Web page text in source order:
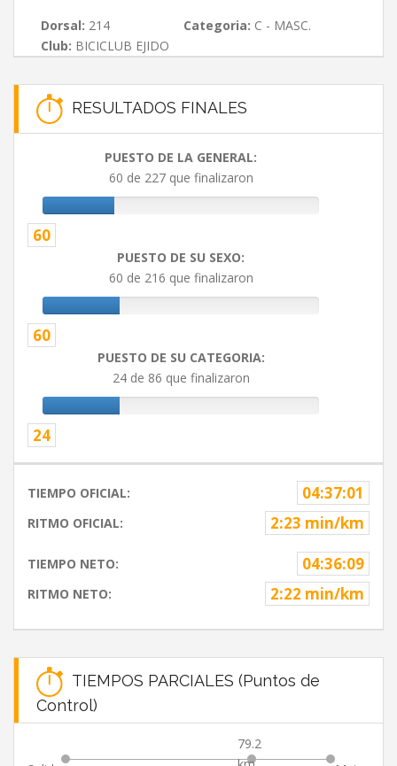
Dorsal: 214 Categoria: C - MASC.
Club: BICICLUB EJIDO
RESULTADOS FINALES
PUESTO DE LA GENERAL:
60 de 227 que finalizaron
60
PUESTO DE SU SEXO:
60 de 216 que finalizaron
60
PUESTO DE SU CATEGORIA:
24 de 86 que finalizaron
24
TIEMPO OFICIAL: 04:37:01
RITMO OFICIAL: 2:23 min/km
TIEMPO NETO: 04:36:09
RITMO NETO: 2:22 min/km
TIEMPOS PARCIALES (Puntos de
Control)
79.2